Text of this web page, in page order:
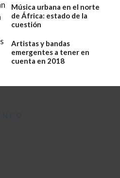
Música urbana en el norte
de África: estado de la
cuestión
Artistas y bandas
emergentes a tener en
cuenta en 2018